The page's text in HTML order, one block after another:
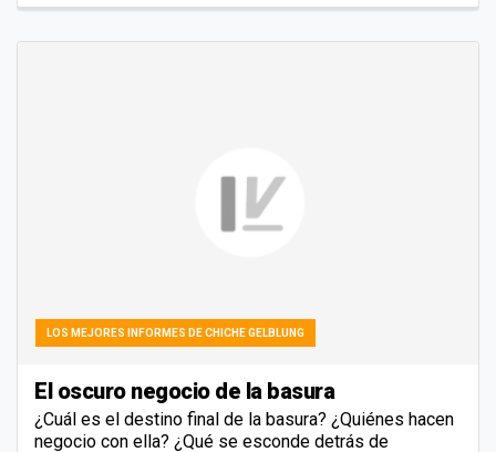
LOS MEJORES INFORMES DE CHICHE GELBLUNG
El oscuro negocio de la basura
¿Cuál es el destino final de la basura? ¿Quiénes hacen
negocio con ella? ¿Qué se esconde detrás de